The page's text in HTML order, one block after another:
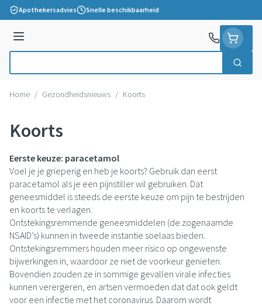
Ga naar de inhoud
Apothekersadvies Snelle beschikbaarheid
Menu
Zoek
Home / Gezondheidsnieuws / Koorts
Koorts
Eerste keuze: paracetamol
Voel je je grieperig en heb je koorts? Gebruik dan eerst
paracetamol als je een pijnstiller wil gebruiken. Dat
geneesmiddel is steeds de eerste keuze om pijn te bestrijden
en koorts te verlagen.
Ontstekingsremmende geneesmiddelen (de zogenaamde
NSAID’s) kunnen in tweede instantie soelaas bieden.
Ontstekingsremmers houden meer risico op ongewenste
bijwerkingen in, waardoor ze niet de voorkeur genieten.
Bovendien zouden ze in sommige gevallen virale infecties
kunnen verergeren, en artsen vermoeden dat dat ook geldt
voor een infectie met het coronavirus. Daarom wordt